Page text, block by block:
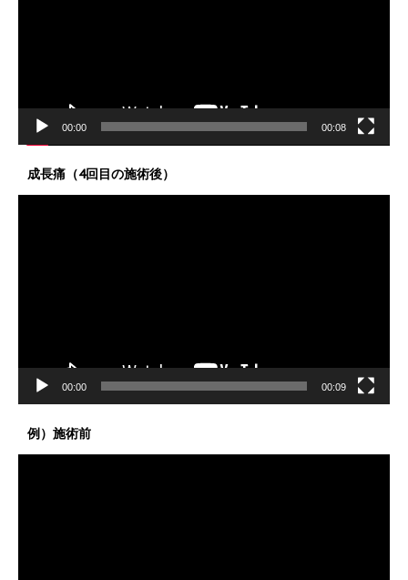
00:00 00:08
成長痛（4回目の施術後）
00:00 00:09
例）施術前